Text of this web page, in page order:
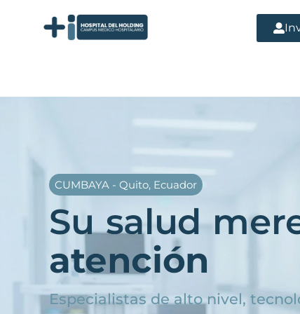
CUMBAYA - Quito, Ecuador
Su salud
atención
Especialistas de alto nivel,